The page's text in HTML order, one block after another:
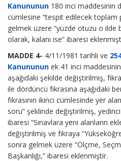
Kanununun 180 inci maddesinin
cümlesine “tespit edilecek toplam
gelmek üzere “yüzde otuzu o ilde
olarak, kalanı ise” ibaresi
MADDE 4- 4/11/1981 tarihli ve
Kanununun ek 41 inci maddesinin
aşağıdaki şekilde değiştirilmiş,
ile dördüncü fıkrasına aşağıdaki
fıkrasının ikinci cümlesinde yer
soru” şeklinde değiştirilmiş, yedinci
ibaresi “Sınavlara yeni alanların
değiştirilmiş ve fıkraya
sonra gelmek üzere “Ölçme,
Başkanlığı,” ibaresi eklenmiştir.